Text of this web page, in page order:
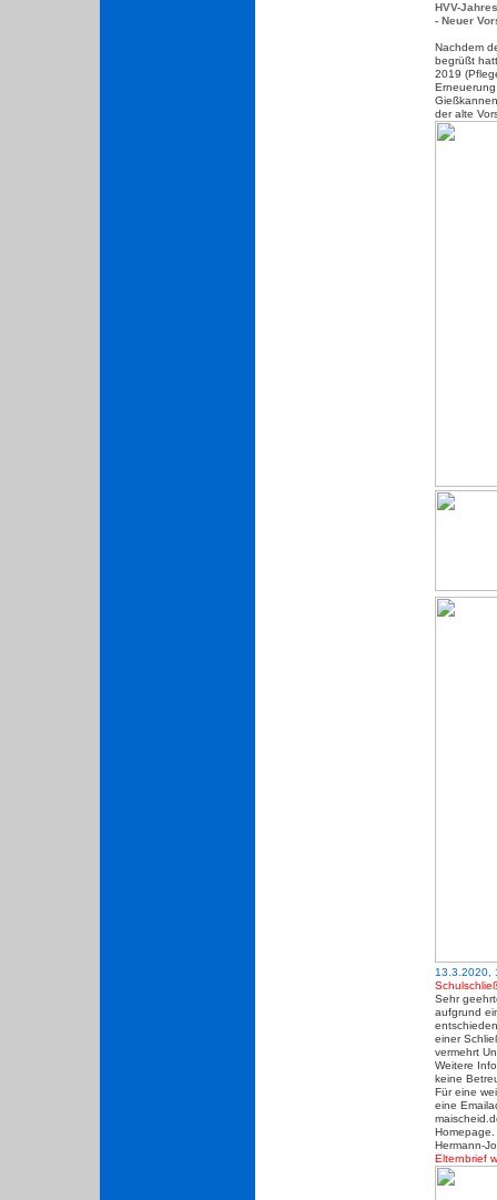
HVV-
- Neuer
Nachdem
begrüßt
2019
der alte
13.3.2020,
Sehr
aufgrund
einer
vermehrt
Weitere
keine
Für eine
eine
Homepage.
Hermann-
Elternbrief